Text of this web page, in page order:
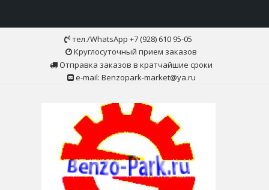
тел./WhatsApp +7 (928) 610 95-05
Круглосуточный прием заказов
Отправка заказов в кратчайшие сроки
e-mail: Benzopark-market@ya.ru